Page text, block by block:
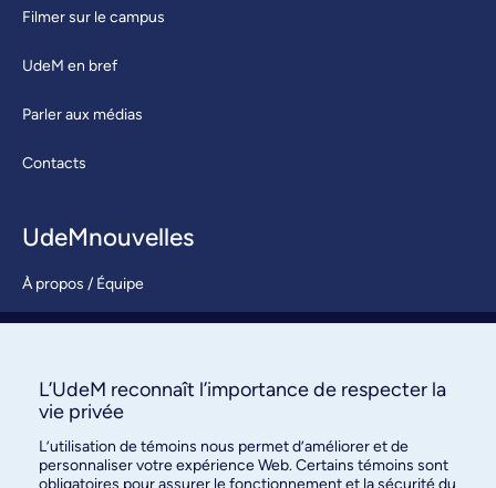
Filmer sur le campus
UdeM en bref
Parler aux médias
Contacts
UdeMnouvelles
À propos / Équipe
S’abonner
L’UdeM reconnaît l’importance de respecter la
vie privée
L’utilisation de témoins nous permet d’améliorer et de
personnaliser votre expérience Web. Certains témoins sont
obligatoires pour assurer le fonctionnement et la sécurité du